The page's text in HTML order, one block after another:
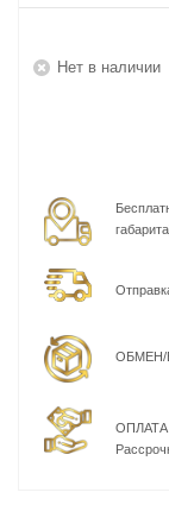
Нет в наличии
ОБМЕН/
ОПЛАТА